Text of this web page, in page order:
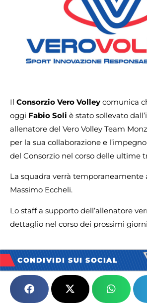
Il Consorzio Vero Volley comunica
oggi Fabio Soli è stato sollevato
allenatore del Vero Volley Team
per la sua collaborazione e
del Consorzio nel corso delle ultime
La squadra verrà temporaneamente
Massimo Eccheli.
Lo staff a supporto dell’allenatore
dettaglio nel corso dei prossimi
CONDIVIDI SUI SOCIAL